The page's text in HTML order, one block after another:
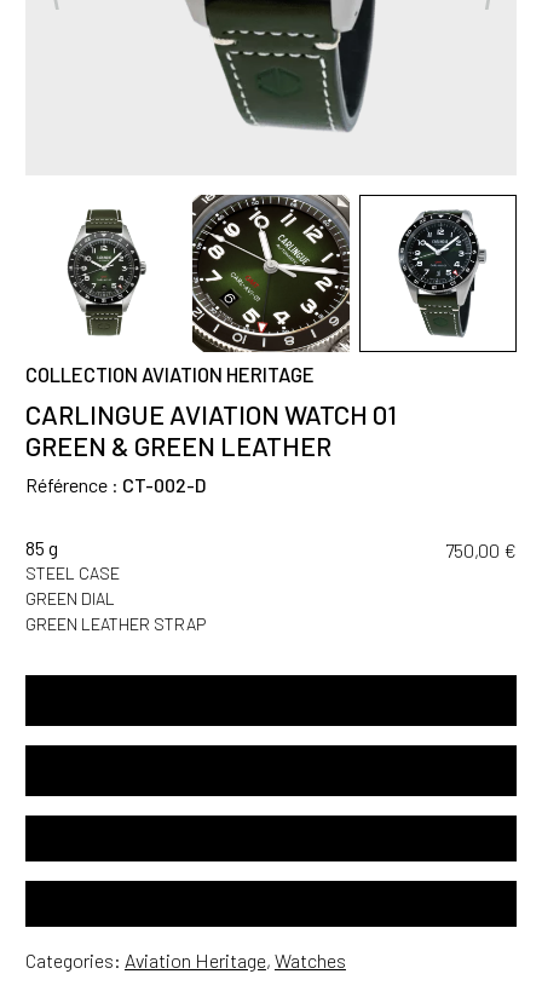
COLLECTION AVIATION HERITAGE
CARLINGUE AVIATION WATCH 01
GREEN & GREEN LEATHER
Référence : CT-002-D
85 g
STEEL CASE
GREEN DIAL
GREEN LEATHER STRAP
750,00 €
Categories: Aviation Heritage, Watches